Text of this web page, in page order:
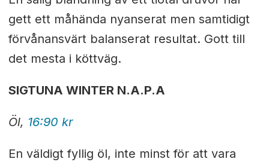
gett ett måhända nyanserat men samtidigt
förvånansvärt balanserat resultat. Gott till
det mesta i köttväg.
SIGTUNA WINTER N.A.P.A
Öl, 16:90 kr
En väldigt fyllig öl, inte minst för att vara